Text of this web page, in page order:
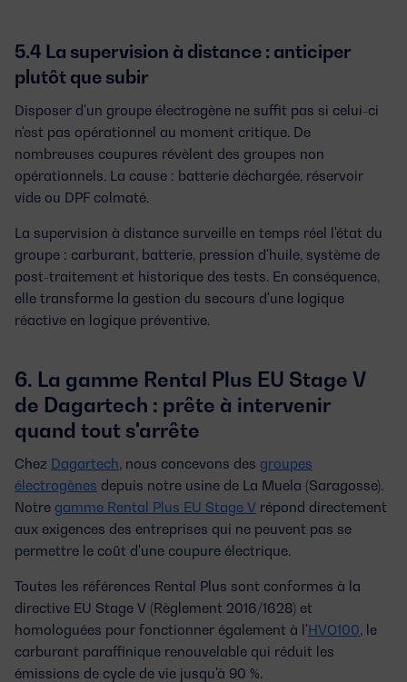
5.4 La supervision à distance : anticiper
plutôt que subir
Disposer d'un groupe électrogène ne suffit pas si celui-ci
n'est pas opérationnel au moment critique. De
nombreuses coupures révèlent des groupes non
opérationnels. La cause : batterie déchargée, réservoir
vide ou DPF colmaté.
La supervision à distance surveille en temps réel l'état du
groupe : carburant, batterie, pression d'huile, système de
post-traitement et historique des tests. En conséquence,
elle transforme la gestion du secours d'une logique
réactive en logique préventive.
6. La gamme Rental Plus EU Stage V
de Dagartech : prête à intervenir
quand tout s'arrête
Chez Dagartech , nous concevons des groupes
électrogènes depuis notre usine de La Muela (Saragosse).
Notre gamme Rental Plus EU Stage V répond directement
aux exigences des entreprises qui ne peuvent pas se
permettre le coût d'une coupure électrique.
Toutes les références Rental Plus sont conformes à la
directive EU Stage V (Règlement 2016/1628) et
homologuées pour fonctionner également à l'HVO100 , le
carburant paraffinique renouvelable qui réduit les
émissions de cycle de vie jusqu'à 90 %.